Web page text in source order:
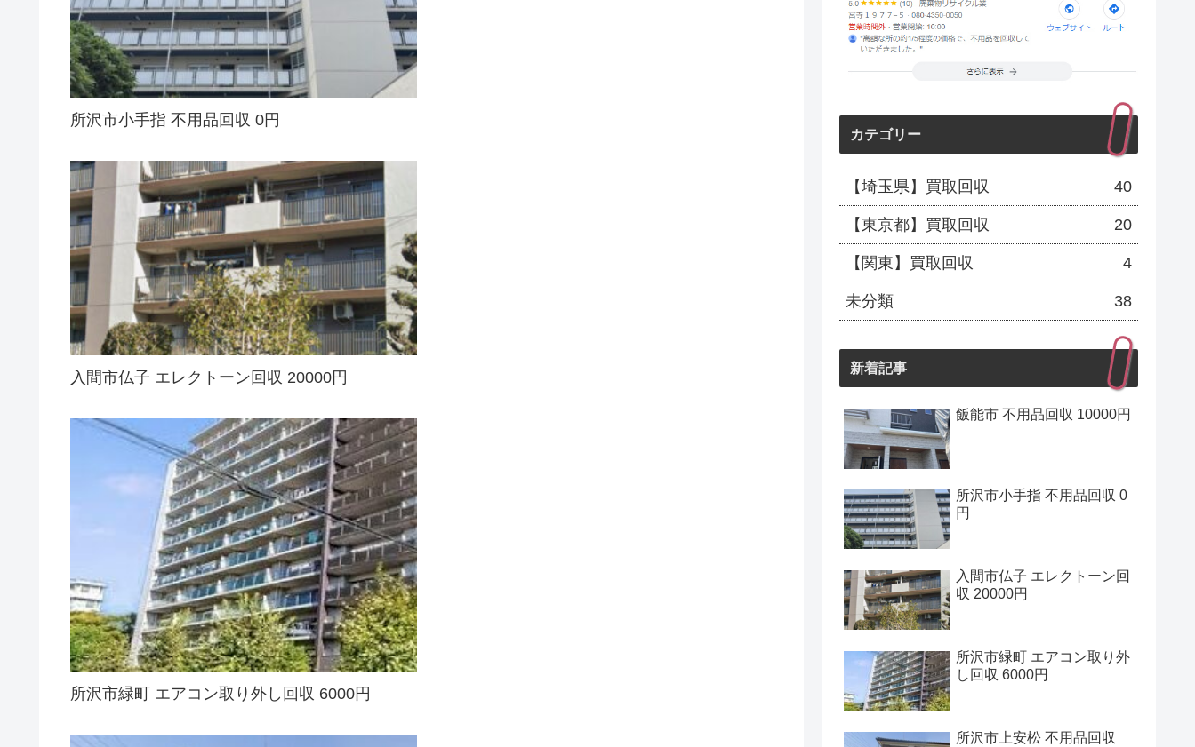
所沢市小手指 不用品回収 0円
入間市仏子 エレクトーン回収 20000円
所沢市緑町 エアコン取り外し回収 6000円
カテゴリー
【埼玉県】買取回収 40
【東京都】買取回収 20
【関東】買取回収 4
未分類 38
新着記事
飯能市 不用品回収 10000円
所沢市小手指 不用品回収 0
円
入間市仏子 エレクトーン回
収 20000円
所沢市緑町 エアコン取り外
し回収 6000円
所沢市上安松 不用品回収